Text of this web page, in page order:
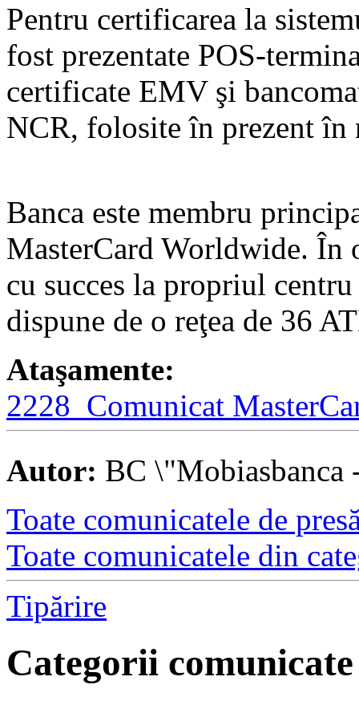
Pentru certificarea la
fost prezentate POS-
certificate EMV şi
NCR, folosite în prezent în
Banca este membru
MasterCard Worldwide. În
cu succes la propriul
dispune de o reţea de 36
Ataşamente:
2228_Comunicat
Autor: BC \"Mobiasbanca
Toate comunicatele de
Toate comunicatele din
Tipărire
Categorii comunicate